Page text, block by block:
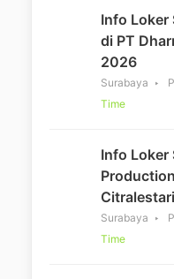
Info Loker
di PT
2026
Surabaya
Time
Info Loker
Surabaya
Time